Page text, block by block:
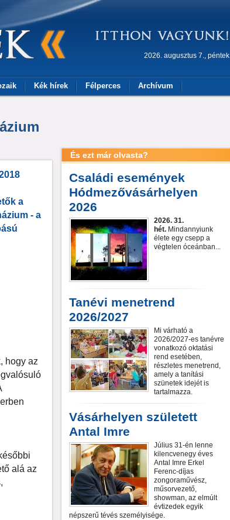
2026. augusztus 7., péntek
Kék hírek Félperces Archívum
a
- a
hogy az
alá az
És ezt már olvasta?
Családi események
Hódmezővásárhelyen
2026
2026. 31.
hét. Mindannyiunk
élete egy csepp a
végtelen óceánban...
Tanévi menetrend
2026/2027
Mi várható a
2026/2027-es tanévre
vonatkozó oktatási
rend esetében,
részletes menetrend,
amely a tanítási
szünetek idejét is
tartalmazza.
Vásárhelyen született
Antal Imre
Július 31-én lenne
kilencvenegy éves
Antal Imre Erkel
Ferenc-díjas
zongoraművész,
műsorvezető,
showman, az elmúlt
évtizedek egyik
népszerű tévés személyisége.